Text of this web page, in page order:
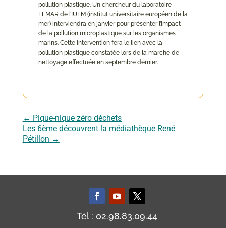
pollution plastique. Un chercheur du laboratoire
LEMAR de l’IUEM (institut universitaire européen de la
mer) interviendra en janvier pour présenter l’impact
de la pollution microplastique sur les organismes
marins. Cette intervention fera le lien avec la
pollution plastique constatée lors de la marche de
nettoyage effectuée en septembre dernier.
← Pique-nique zéro déchets
Les 6ème découvrent la médiathèque René
Pétillon →
Tél : 02.98.83.09.44